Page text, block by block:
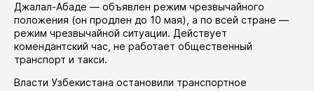
Джалал-Абаде — объявлен режим чрезвычайного
положения (он продлен до 10 мая), а по всей стране —
режим чрезвычайной ситуации. Действует
комендантский час, не работает общественный
транспорт и такси.
Власти Узбекистана остановили транспортное